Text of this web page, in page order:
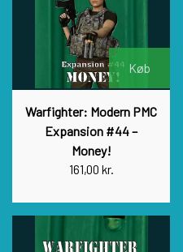
Køb
Warfighter: Modern PMC
Expansion #44 –
Money!
161,00 kr.